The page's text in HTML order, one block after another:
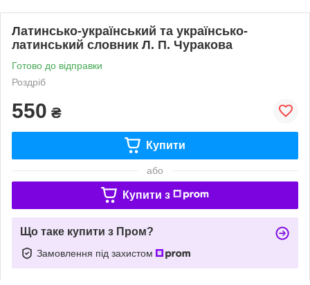
Латинсько-український та українсько-
латинський словник Л. П. Чуракова
Готово до відправки
Роздріб
550 ₴
Купити
або
Купити з
Що таке купити з Пром?
Замовлення під захистом